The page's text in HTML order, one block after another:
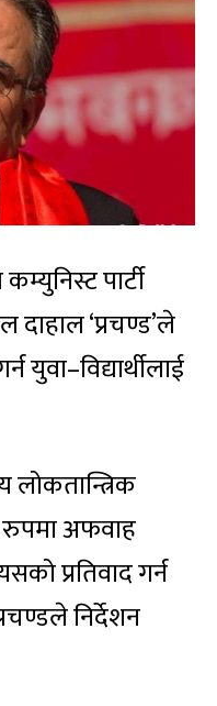
पार्टी
‘प्रचण्ड’ले
रुपमा अफवाह
प्रतिवाद गर्न
निर्देशन